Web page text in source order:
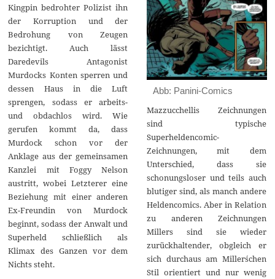
Kingpin bedrohter Polizist ihn
der Korruption und der
Bedrohung von Zeugen
bezichtigt. Auch lässt
Daredevils Antagonist
Murdocks Konten sperren und
dessen Haus in die Luft
sprengen, sodass er arbeits-
und obdachlos wird. Wie
gerufen kommt da, dass
Murdock schon vor der
Anklage aus der gemeinsamen
Kanzlei mit Foggy Nelson
austritt, wobei Letzterer eine
Beziehung mit einer anderen
Ex-Freundin von Murdock
beginnt, sodass der Anwalt und
Superheld schließlich als
Klimax des Ganzen vor dem
Nichts steht.
Abb: Panini-Comics
Mazzucchellis Zeichnungen
sind typische
Superheldencomic-
Zeichnungen, mit dem
Unterschied, dass sie
schonungsloser und teils auch
blutiger sind, als manch andere
Heldencomics. Aber in Relation
zu anderen Zeichnungen
Millers sind sie wieder
zurückhaltender, obgleich er
sich durchaus am Miller´schen
Stil orientiert und nur wenig